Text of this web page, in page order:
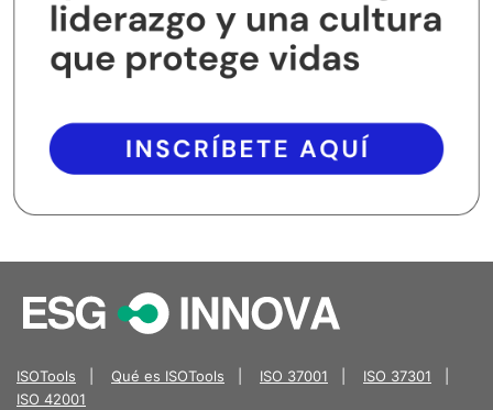
ISOTools Qué es ISOTools ISO 37001 ISO 37301
ISO 42001